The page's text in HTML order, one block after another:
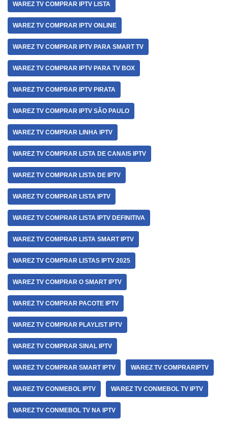
WAREZ TV COMPRAR IPTV LISTA
WAREZ TV COMPRAR IPTV ONLINE
WAREZ TV COMPRAR IPTV PARA SMART TV
WAREZ TV COMPRAR IPTV PARA TV BOX
WAREZ TV COMPRAR IPTV PIRATA
WAREZ TV COMPRAR IPTV SÃO PAULO
WAREZ TV COMPRAR LINHA IPTV
WAREZ TV COMPRAR LISTA DE CANAIS IPTV
WAREZ TV COMPRAR LISTA DE IPTV
WAREZ TV COMPRAR LISTA IPTV
WAREZ TV COMPRAR LISTA IPTV DEFINITIVA
WAREZ TV COMPRAR LISTA SMART IPTV
WAREZ TV COMPRAR LISTAS IPTV 2025
WAREZ TV COMPRAR O SMART IPTV
WAREZ TV COMPRAR PACOTE IPTV
WAREZ TV COMPRAR PLAYLIST IPTV
WAREZ TV COMPRAR SINAL IPTV
WAREZ TV COMPRAR SMART IPTV WAREZ TV COMPRARIPTV
WAREZ TV CONMEBOL IPTV WAREZ TV CONMEBOL TV IPTV
WAREZ TV CONMEBOL TV NA IPTV